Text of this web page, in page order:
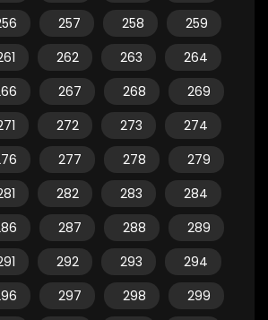
257 258
259
262 263
264
267 268
269
272 273
274
277 278
279
282 283
284
287 288
289
292 293
294
297 298
299